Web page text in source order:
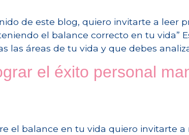
de este blog, quiero invitarte a leer
el balance correcto en tu vida”
las áreas de tu vida y que debes
el éxito personal
el balance en tu vida quiero invitarte